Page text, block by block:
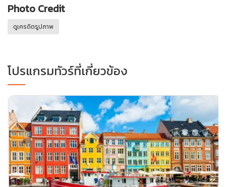
Photo Credit
ดูเครดิตรูปภาพ
โปรแกรมทัวร์ที่เกี่ยวข้อง